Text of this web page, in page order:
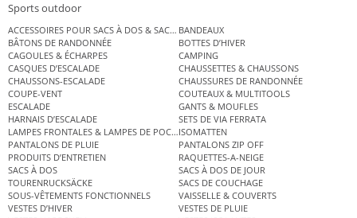
Sports outdoor
ACCESSOIRES POUR SACS À DOS & SACS ÉTANCHES
BANDEAUX
BÂTONS DE RANDONNÉE
BOTTES D’HIVER
CAGOULES & ÉCHARPES
CAMPING
CASQUES D’ESCALADE
CHAUSSETTES & CHAUSSONS
CHAUSSONS-ESCALADE
CHAUSSURES DE RANDONNÉE
COUPE-VENT
COUTEAUX & MULTITOOLS
ESCALADE
GANTS & MOUFLES
HARNAIS D’ESCALADE
SETS DE VIA FERRATA
LAMPES FRONTALES & LAMPES DE POCHEISOMATTEN
PANTALONS DE PLUIE
PANTALONS ZIP OFF
PRODUITS D’ENTRETIEN
RAQUETTES-A-NEIGE
SACS À DOS
SACS À DOS DE JOUR
TOURENRUCKSÄCKE
SACS DE COUCHAGE
SOUS-VÊTEMENTS FONCTIONNELS
VAISSELLE & COUVERTS
VESTES D’HIVER
VESTES DE PLUIE